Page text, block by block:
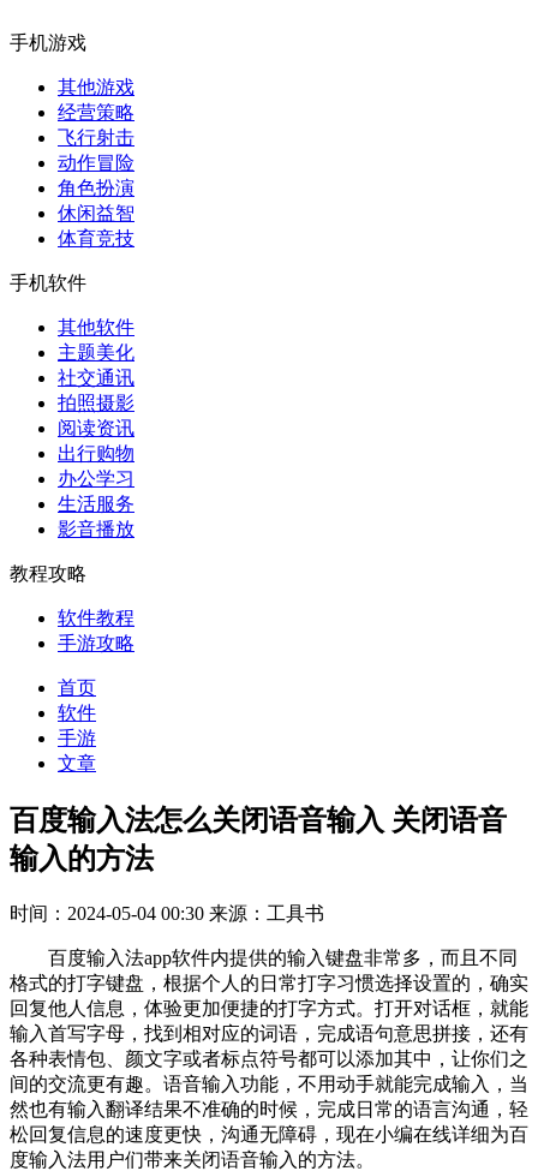
手机游戏
其他游戏
经营策略
飞行射击
动作冒险
角色扮演
休闲益智
体育竞技
手机软件
其他软件
主题美化
社交通讯
拍照摄影
阅读资讯
出行购物
办公学习
生活服务
影音播放
教程攻略
软件教程
手游攻略
首页
软件
手游
文章
百度输入法怎么关闭语音输入 关闭语音
输入的方法
时间：2024-05-04 00:30 来源：工具书
百度输入法app软件内提供的输入键盘非常多，而且不同
格式的打字键盘，根据个人的日常打字习惯选择设置的，确实
回复他人信息，体验更加便捷的打字方式。打开对话框，就能
输入首写字母，找到相对应的词语，完成语句意思拼接，还有
各种表情包、颜文字或者标点符号都可以添加其中，让你们之
间的交流更有趣。语音输入功能，不用动手就能完成输入，当
然也有输入翻译结果不准确的时候，完成日常的语言沟通，轻
松回复信息的速度更快，沟通无障碍，现在小编在线详细为百
度输入法用户们带来关闭语音输入的方法。